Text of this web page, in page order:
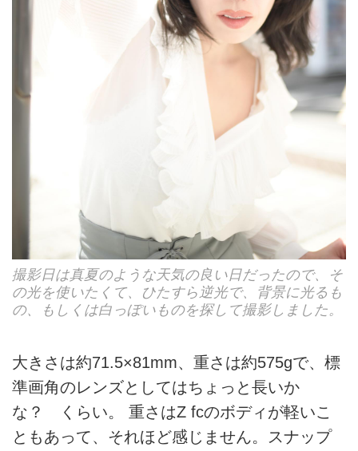
撮影日は真夏のような天気の良い日だったので、そ
の光を使いたくて、ひたすら逆光で、背景に光るも
の、もしくは白っぽいものを探して撮影しました。
大きさは約71.5×81mm、重さは約575gで、標
準画角のレンズとしてはちょっと長いか
な？ くらい。 重さはZ fcのボディが軽いこ
ともあって、それほど感じません。スナップ